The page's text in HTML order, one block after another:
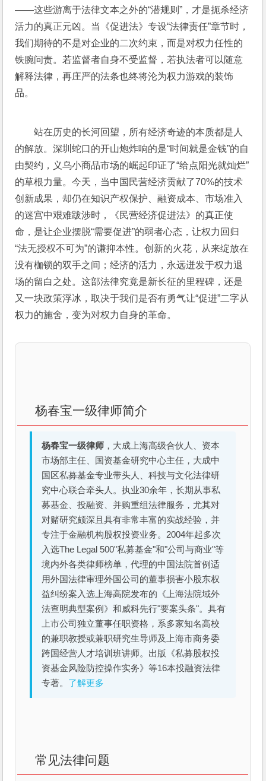
——这些游离于法律文本之外的“潜规则”，才是扼杀经济
活力的真正元凶。当《促进法》专设“法律责任”章节时，
我们期待的不是对企业的二次约束，而是对权力任性的
铁腕问责。若监督者自身不受监督，若执法者可以随意
解释法律，再庄严的法条也终将沦为权力游戏的装饰
品。
站在历史的长河回望，所有经济奇迹的本质都是人
的解放。深圳蛇口的开山炮炸响的是“时间就是金钱”的自
由契约，义乌小商品市场的崛起印证了“给点阳光就灿烂”
的草根力量。今天，当中国民营经济贡献了70%的技术
创新成果，却仍在知识产权保护、融资成本、市场准入
的迷宫中艰难跋涉时，《民营经济促进法》的真正使
命，是让企业摆脱“需要促进”的弱者心态，让权力回归
“法无授权不可为”的谦抑本性。创新的火花，从来绽放在
没有枷锁的双手之间；经济的活力，永远迸发于权力退
场的留白之处。这部法律究竟是新长征的里程碑，还是
又一块政策浮冰，取决于我们是否有勇气让“促进”二字从
权力的施舍，变为对权力自身的革命。
杨春宝一级律师简介
杨春宝一级律师 ，大成上海高级合伙人、资本
市场部主任、国资基金研究中心主任，大成中
国区私募基金专业带头人、科技与文化法律研
究中心联合牵头人。执业30余年，长期从事私
募基金、投融资、并购重组法律服务，尤其对
对赌研究颇深且具有非常丰富的实战经验，并
专注于金融机构股权投资业务。2004年起多次
入选The Legal 500"私募基金"和"公司与商业"等
境内外各类律师榜单，代理的中国法院首例适
用外国法律审理外国公司的董事损害小股东权
益纠纷案入选上海高院发布的《上海法院域外
法查明典型案例》和威科先行"要案头条"。具有
上市公司独立董事任职资格，系多家知名高校
的兼职教授或兼职研究生导师及上海市商务委
跨国经营人才培训班讲师。出版《私募股权投
资基金风险防控操作实务》等16本投融资法律
专著。 了解更多
常见法律问题